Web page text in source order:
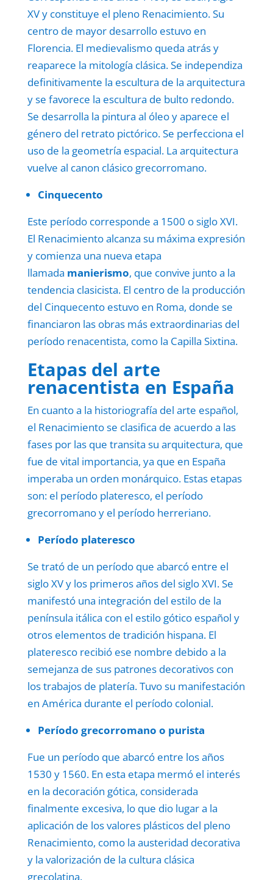
XV y constituye el pleno Renacimiento. Su
centro de mayor desarrollo estuvo en
Florencia. El medievalismo queda atrás y
reaparece la mitología clásica. Se independiza
definitivamente la escultura de la arquitectura
y se favorece la escultura de bulto redondo.
Se desarrolla la pintura al óleo y aparece el
género del retrato pictórico. Se perfecciona el
uso de la geometría espacial. La arquitectura
vuelve al canon clásico grecorromano.
Cinquecento
Este período corresponde a 1500 o siglo XVI.
El Renacimiento alcanza su máxima expresión
y comienza una nueva etapa
llamada manierismo, que convive junto a la
tendencia clasicista. El centro de la producción
del Cinquecento estuvo en Roma, donde se
financiaron las obras más extraordinarias del
período renacentista, como la Capilla Sixtina.
Etapas del arte
renacentista en España
En cuanto a la historiografía del arte español,
el Renacimiento se clasifica de acuerdo a las
fases por las que transita su arquitectura, que
fue de vital importancia, ya que en España
imperaba un orden monárquico. Estas etapas
son: el período plateresco, el período
grecorromano y el período herreriano.
Período plateresco
Se trató de un período que abarcó entre el
siglo XV y los primeros años del siglo XVI. Se
manifestó una integración del estilo de la
península itálica con el estilo gótico español y
otros elementos de tradición hispana. El
plateresco recibió ese nombre debido a la
semejanza de sus patrones decorativos con
los trabajos de platería. Tuvo su manifestación
en América durante el período colonial.
Período grecorromano o purista
Fue un período que abarcó entre los años
1530 y 1560. En esta etapa mermó el interés
en la decoración gótica, considerada
finalmente excesiva, lo que dio lugar a la
aplicación de los valores plásticos del pleno
Renacimiento, como la austeridad decorativa
y la valorización de la cultura clásica
grecolatina.